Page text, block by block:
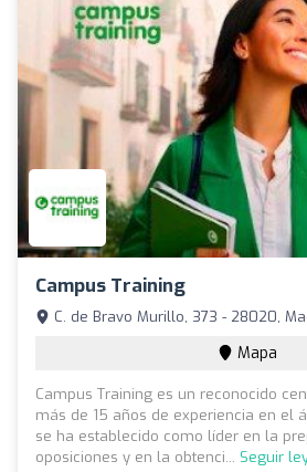
Campus Training
C. de Bravo Murillo, 373 - 28020,
Mapa
Campus Training es un reconocido
más de 15 años de experiencia en el
se ha establecido como líder en la
oposiciones y en la obtenci... Seguir